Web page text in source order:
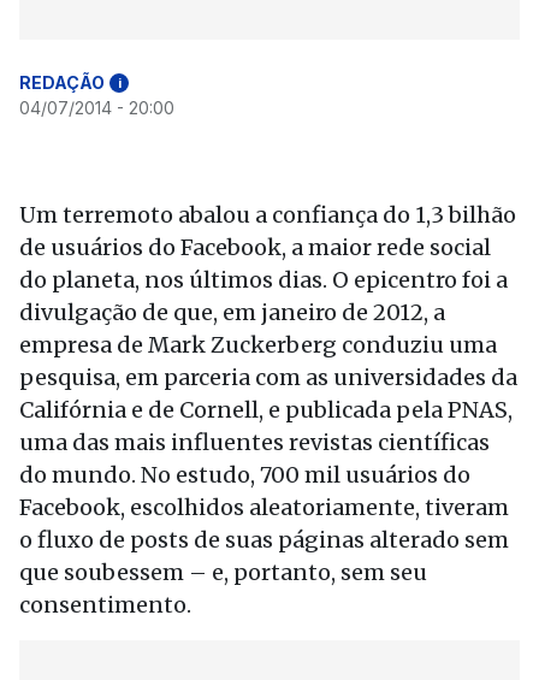
REDAÇÃO i
04/07/2014 - 20:00
Um terremoto abalou a confiança do 1,3 bilhão
de usuários do Facebook, a maior rede social
do planeta, nos últimos dias. O epicentro foi a
divulgação de que, em janeiro de 2012, a
empresa de Mark Zuckerberg conduziu uma
pesquisa, em parceria com as universidades da
Califórnia e de Cornell, e publicada pela PNAS,
uma das mais influentes revistas científicas
do mundo. No estudo, 700 mil usuários do
Facebook, escolhidos aleatoriamente, tiveram
o fluxo de posts de suas páginas alterado sem
que soubessem – e, portanto, sem seu
consentimento.